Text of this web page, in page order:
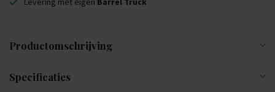
Productomschrijving
Specificaties